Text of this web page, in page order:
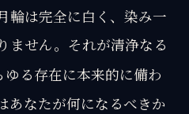
輪は完全に白く、染み一
ません。それが清浄なる
ゆる存在に本来的に備わ
あなたが何になるべきか